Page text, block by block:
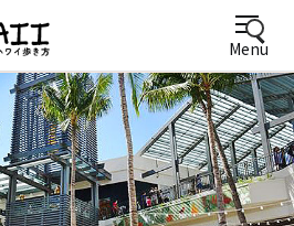
Menu
ス席のパンケーキカフェ